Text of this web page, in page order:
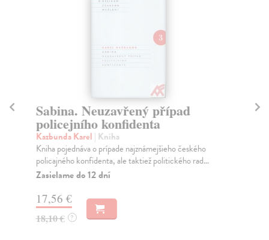
Sabina. Neuzavřený případ
policejního konfidenta
Kazbunda Karel | Kniha
Kniha pojednáva o prípade najznámejšieho českého
policajného konfidenta, ale taktiež politického rad...
Zasielame do 12 dní
17,56 €
18,10 € ?